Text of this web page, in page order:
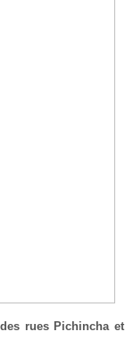
rues Pichincha et